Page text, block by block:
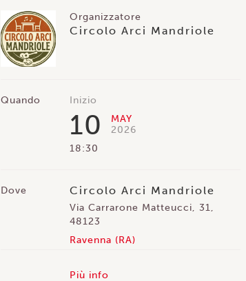
Organizzatore
Circolo Arci Mandriole
Quando Inizio
10
MAY
2026
18:30
Dove Circolo Arci Mandriole
Via Carrarone Matteucci, 31,
48123
Ravenna (RA)
Più info